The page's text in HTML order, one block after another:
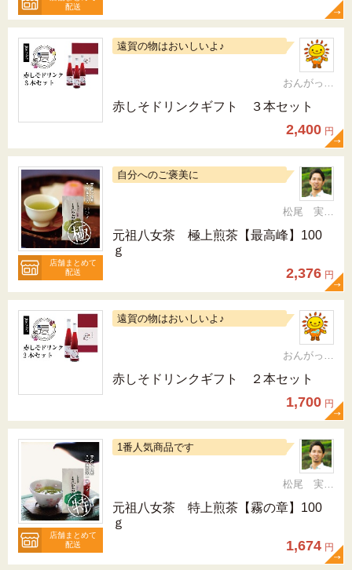
配送
遠賀の物はおいしいよ♪
おんがっぴー
赤しそドリンクギフト ３本セット
2,400 円
店舗まとめて
配送
自分へのご褒美に
松尾 実 （三十五代目、日本茶インストラクター）
元祖八女茶 極上煎茶【最高峰】100
ｇ
2,376 円
遠賀の物はおいしいよ♪
おんがっぴー
赤しそドリンクギフト ２本セット
1,700 円
店舗まとめて
配送
1番人気商品です
松尾 実 （三十五代目、日本茶インストラクター）
元祖八女茶 特上煎茶【霧の章】100
ｇ
1,674 円